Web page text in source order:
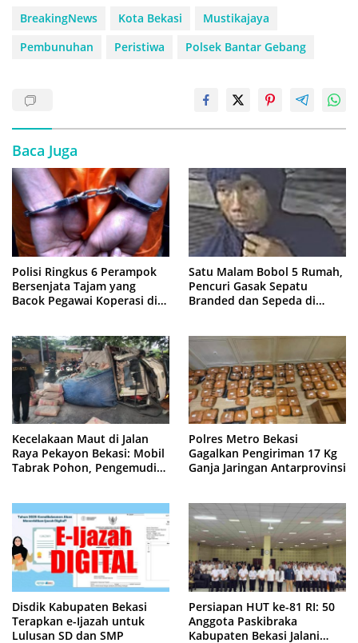
BreakingNews Kota Bekasi
Mustikajaya
Pembunuhan
Peristiwa Polsek Bantar Gebang
Baca Juga
Polisi Ringkus 6 Perampok
Bersenjata Tajam yang
Bacok Pegawai Koperasi di
Satu Malam Bobol 5 Rumah,
Pencuri Gasak Sepatu
Branded dan Sepeda di
Kecelakaan Maut di Jalan
Raya Pekayon Bekasi: Mobil
Tabrak Pohon, Pengemudi
Polres Metro Bekasi
Gagalkan Pengiriman 17 Kg
Ganja Jaringan Antarprovinsi
Disdik Kabupaten Bekasi
Terapkan e-Ijazah untuk
Lulusan SD dan SMP
Persiapan HUT ke-81 RI: 50
Anggota Paskibraka
Kabupaten Bekasi Jalani